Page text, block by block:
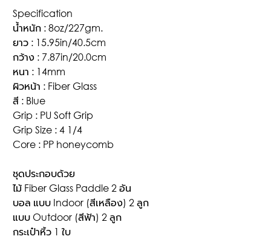
Specification
น้ำหนัก : 8oz/227gm.
ยาว : 15.95in/40.5cm
กว้าง : 7.87in/20.0cm
หนา : 14mm
ผิวหน้า : Fiber Glass
สี : Blue
Grip : PU Soft Grip
Grip Size : 4 1/4
Core : PP honeycomb
ชุดประกอบด้วย
ไม้ Fiber Glass Paddle 2 อัน
บอล แบบ Indoor (สีเหลือง) 2 ลูก
แบบ Outdoor (สีฟ้า) 2 ลูก
กระเป๋าหิ้ว 1 ใบ